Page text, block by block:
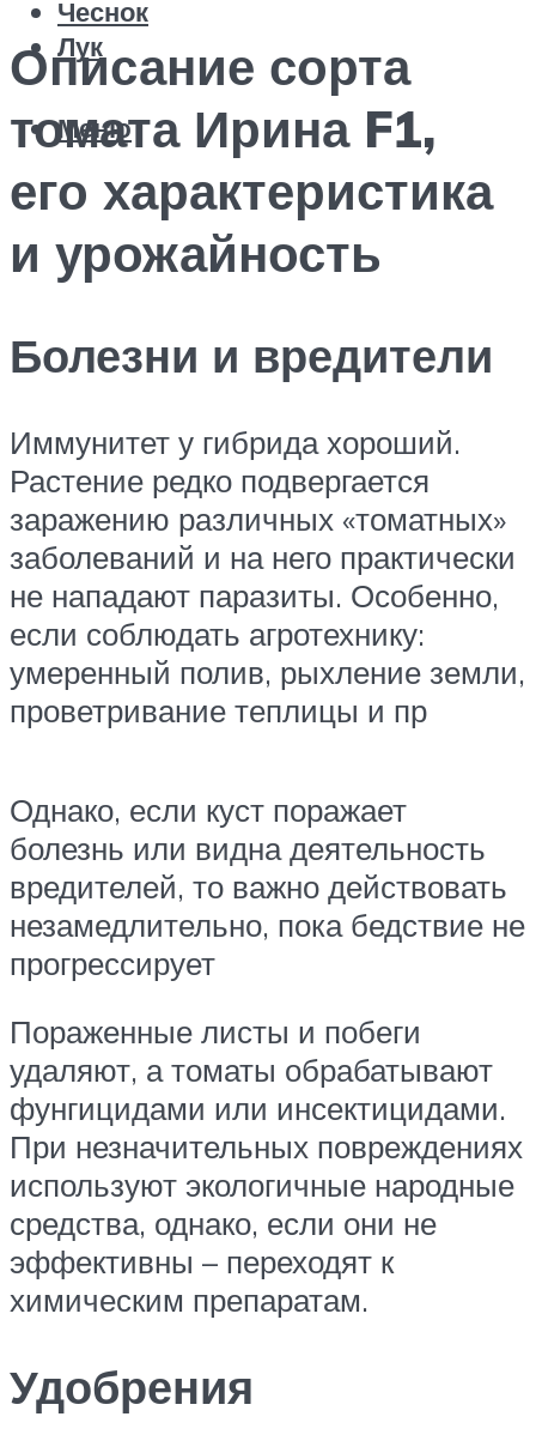
Чеснок
Лук
Меню
Описание сорта
томата Ирина F1,
его характеристика
и урожайность
Болезни и вредители
Иммунитет у гибрида хороший.
Растение редко подвергается
заражению различных «томатных»
заболеваний и на него практически
не нападают паразиты. Особенно,
если соблюдать агротехнику:
умеренный полив, рыхление земли,
проветривание теплицы и пр
Однако, если куст поражает
болезнь или видна деятельность
вредителей, то важно действовать
незамедлительно, пока бедствие не
прогрессирует
Пораженные листы и побеги
удаляют, а томаты обрабатывают
фунгицидами или инсектицидами.
При незначительных повреждениях
используют экологичные народные
средства, однако, если они не
эффективны – переходят к
химическим препаратам.
Удобрения